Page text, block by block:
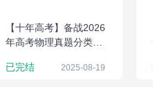
【十年高考】备战2026
年高考物理真题分类解
版）
已完结 2025-08-19